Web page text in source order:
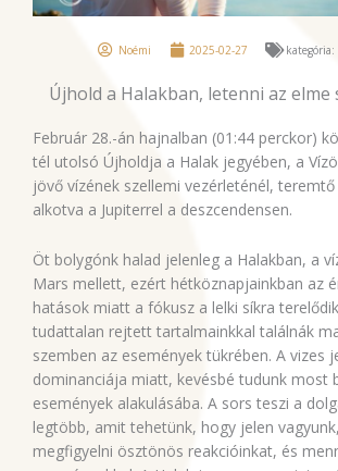
Noémi 2025-02-27 kategória:
Újhold a Halakban, letenni az
Február 28.-án hajnalban (01:44 perckor)
tél utolsó Újholdja a Halak jegyében, a
jövő vízének szellemi vezérleténél,
alkotva a Jupiterrel a deszcendensen.
Öt bolygónk halad jelenleg a Halakban, a
Mars mellett, ezért hétköznapjainkban az
hatások miatt a fókusz a lelki síkra
tudattalan rejtett tartalmainkkal találnák
szemben az események tükrében. A vizes
dominanciája miatt, kevésbé tudunk most
események alakulásába. A sors teszi a
legtöbb, amit tehetünk, hogy jelen
megfigyelni ösztönös reakcióinkat, és